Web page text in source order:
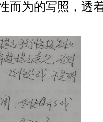
而为的写照，透